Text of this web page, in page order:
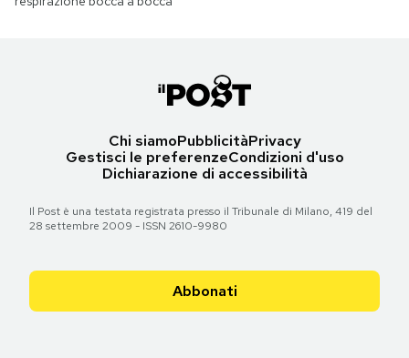
Chi siamoPubblicitàPrivacy
Gestisci le preferenzeCondizioni d'uso
Dichiarazione di accessibilità
Il Post è una testata registrata presso il Tribunale di Milano, 419 del
28 settembre 2009 - ISSN 2610-9980
Abbonati